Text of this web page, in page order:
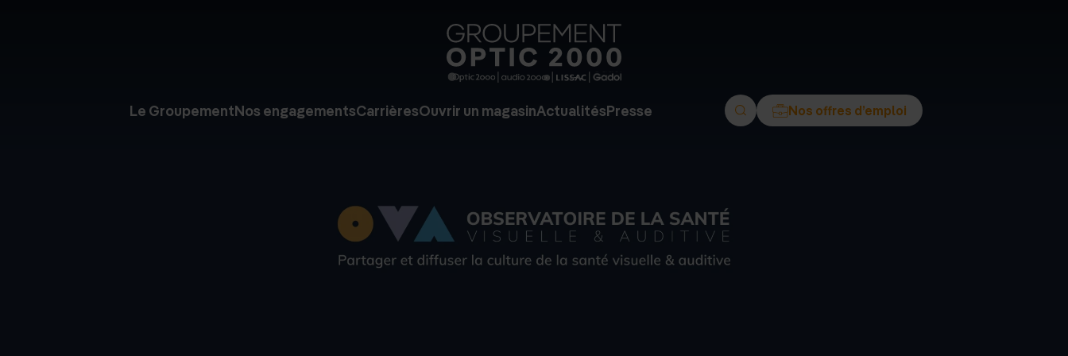
Groupement
Optic
-
-
Lissac
-
Le GroupementNos engagementsCarrièresOuvrir un magasinActualitésPresse Nos offres d’emploi